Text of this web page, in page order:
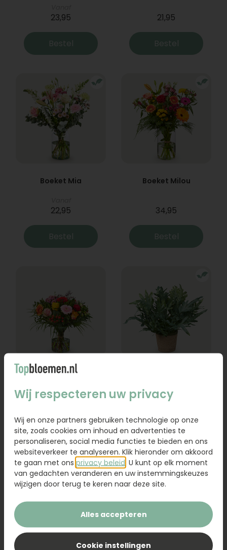
23,95
Bestel
21,95
Bestel
Boeket Mia
22,95
Bestel
Boeket Milou
34,95
Bestel
Boeket Lexie
Vanaf
18,95
Bestel
16,95
Bestel
Wij respecteren uw privacy
Wij en onze partners gebruiken technologie op onze
site, zoals cookies om inhoud en advertenties te
personaliseren, social media functies te bieden en ons
websiteverkeer te analyseren. Klik hieronder om akkoord
te gaan met ons privacy beleid . U kunt op elk moment
van gedachten veranderen en uw instemmingskeuzes
wijzigen door terug te keren naar deze site.
Alles accepteren
Cookie instellingen